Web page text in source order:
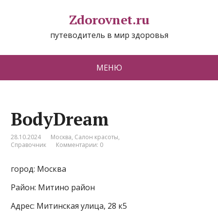
Zdorovnet.ru
путеводитель в мир здоровья
МЕНЮ
BodyDream
28.10.2024 Москва, Салон красоты,
Справочник
Комментарии: 0
город: Москва
Район: Митино район
Адрес: Митинская улица, 28 к5